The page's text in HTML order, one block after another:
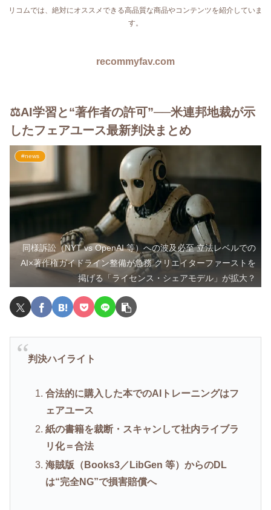
リコムでは、絶対にオススメできる高品質な商品やコンテンツを紹介していま
す。
recommyfav.com
⚖️AI学習と“著作者の許可”──米連邦地裁が示
したフェアユース最新判決まとめ
#news
同様訴訟（NYT vs OpenAI 等）への波及必至 立法レベルでの
AI×著作権ガイドライン整備が急務 クリエイターファーストを
掲げる「ライセンス・シェアモデル」が拡大？
判決ハイライト
合法的に購入した本でのAIトレーニングはフ
ェアユース
紙の書籍を裁断・スキャンして社内ライブラ
リ化＝合法
海賊版（Books3／LibGen 等）からのDL
は“完全NG”で損害賠償へ